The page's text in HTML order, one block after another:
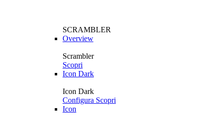
SCRAMBLER
Overview
Scrambler
Scopri
Icon Dark
Icon Dark
Configura Scopri
Icon